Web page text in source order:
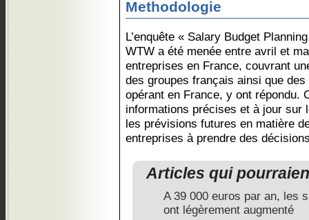
Methodologie
L’enquête « Salary Budget
WTW a été menée entre avril et
entreprises en France, couvrant
des groupes français ainsi que
opérant en France, y ont répondu.
informations précises et à jour sur
les prévisions futures en matière
entreprises à prendre des
Articles qui
A 39 000 euros par an, les
ont légèrement augmenté